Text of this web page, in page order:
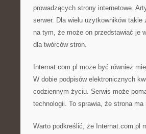
prowadzących strony internetowe.
serwer. Dla wielu użytkowników
na tym, że może on przedstawiać je
dla twórców stron.
Internat.com.pl może być również
W dobie podpisów elektronicznych
codziennym życiu. Serwis może
technologii. To sprawia, że strona
Warto podkreślić, że Internat.com.pl